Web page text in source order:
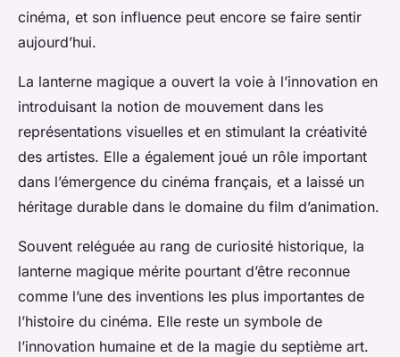
cinéma, et son influence peut encore se faire sentir
aujourd’hui.
La lanterne magique a ouvert la voie à l’innovation en
introduisant la notion de mouvement dans les
représentations visuelles et en stimulant la créativité
des artistes. Elle a également joué un rôle important
dans l’émergence du cinéma français, et a laissé un
héritage durable dans le domaine du film d’animation.
Souvent reléguée au rang de curiosité historique, la
lanterne magique mérite pourtant d’être reconnue
comme l’une des inventions les plus importantes de
l’histoire du cinéma. Elle reste un symbole de
l’innovation humaine et de la magie du septième art.